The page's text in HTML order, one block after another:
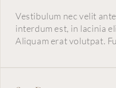
Vestibulum nec velit
interdum est, in lacinia
Aliquam erat volutpat.